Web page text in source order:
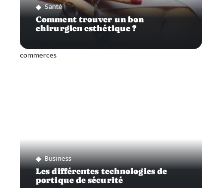
Santé
Comment trouver un bon
chirurgien esthétique ?
Business
Les différentes technologies de
portique de sécurité